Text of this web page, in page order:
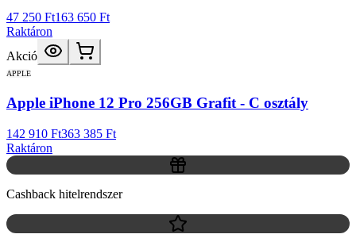
47 250 Ft163 650 Ft
Raktáron
Akció
APPLE
Apple iPhone 12 Pro 256GB Grafit - C osztály
142 910 Ft363 385 Ft
Raktáron
Cashback hitelrendszer